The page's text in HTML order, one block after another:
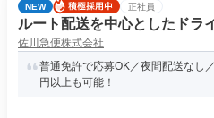
NEW 正社員
ルート配送を中心としたドラ
佐川急便株式会社
普通免許で応募OK／夜間配送なし
円以上も可能！